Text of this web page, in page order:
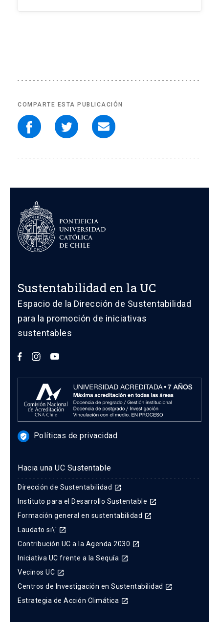
COMPARTE ESTA PUBLICACIÓN
Sustentabilidad en la UC
Espacio de la Dirección de Sustentabilidad
para la promoción de iniciativas
sustentables
verified_user Políticas de privacidad
Hacia una UC Sustentable
Dirección de Sustentabilidad launch
Instituto para el Desarrollo Sustentable launch
Formación general en sustentabilidad launch
Laudato si\' launch
Contribución UC a la Agenda 2030 launch
Iniciativa UC frente a la Sequía launch
Vecinos UC launch
Centros de Investigación en Sustentabilidad launch
Estrategia de Acción Climática launch